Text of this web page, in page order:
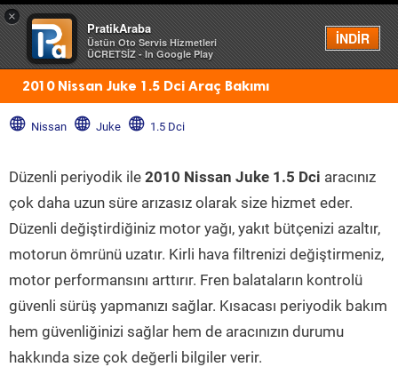
×
PratikAraba
Üstün Oto Servis Hizmetleri
ÜCRETSİZ - In Google Play
İNDİR
Menü
2010 Nissan Juke 1.5 Dci Araç Bakımı
Nissan Juke 1.5 Dci
Düzenli periyodik ile 2010 Nissan Juke 1.5 Dci aracınız
çok daha uzun süre arızasız olarak size hizmet eder.
Düzenli değiştirdiğiniz motor yağı, yakıt bütçenizi azaltır,
motorun ömrünü uzatır. Kirli hava filtrenizi değiştirmeniz,
motor performansını arttırır. Fren balataların kontrolü
güvenli sürüş yapmanızı sağlar. Kısacası periyodik bakım
hem güvenliğinizi sağlar hem de aracınızın durumu
hakkında size çok değerli bilgiler verir.